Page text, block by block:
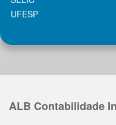
UFESP
ALB Contabilidade